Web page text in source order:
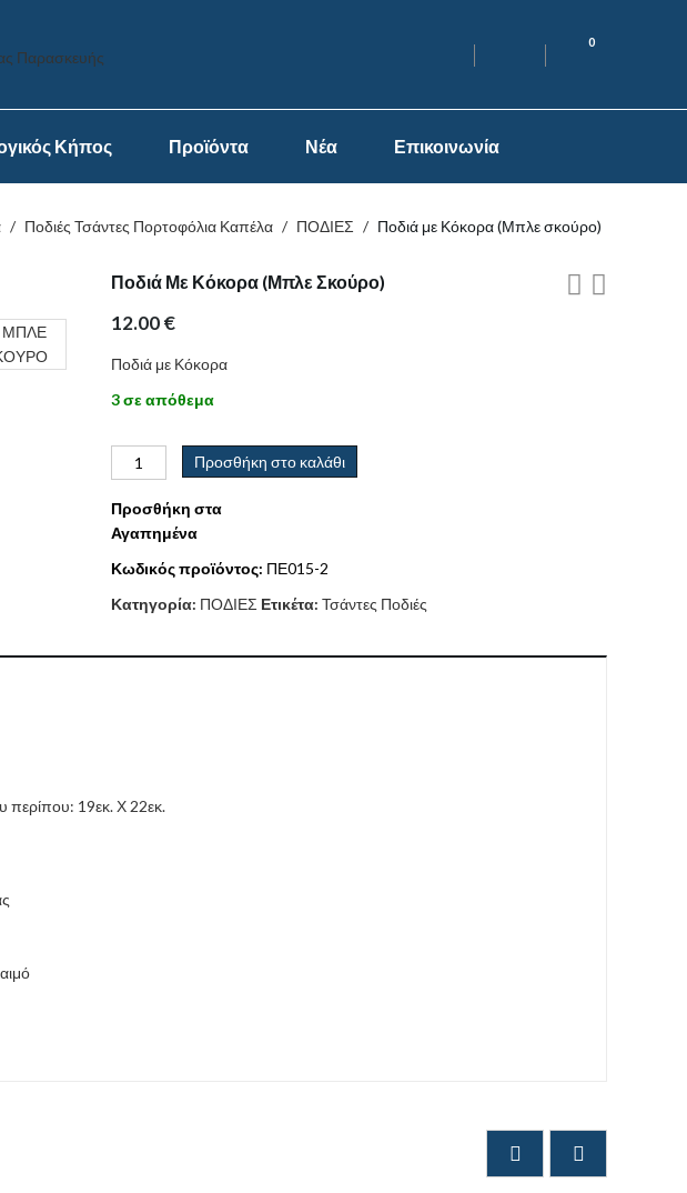
0
Κήπος Προϊόντα Νέα Επικοινωνία
/ Ποδιές Τσάντες Πορτοφόλια Καπέλα / ΠΟΔΙΕΣ / Ποδιά με Κόκορα (Μπλε σκούρο)
Ποδιά Με Κόκορα (Μπλε Σκούρο)
12.00€
Ποδιά με Κόκορα
3 σε απόθεμα
Προσθήκη στο καλάθι
Προσθήκη στα
Αγαπημένα
Κωδικός προϊόντος: ΠΕ015-2
Κατηγορία: ΠΟΔΙΕΣ Ετικέτα:Τσάντες Ποδιές
περίπου: 19εκ. Χ 22εκ.